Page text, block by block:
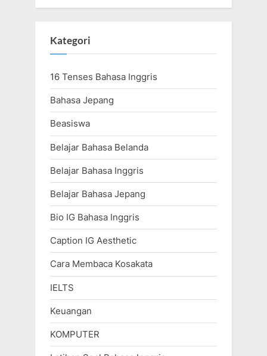
Kategori
16 Tenses Bahasa Inggris
Bahasa Jepang
Beasiswa
Belajar Bahasa Belanda
Belajar Bahasa Inggris
Belajar Bahasa Jepang
Bio IG Bahasa Inggris
Caption IG Aesthetic
Cara Membaca Kosakata
IELTS
Keuangan
KOMPUTER